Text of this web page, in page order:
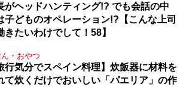
がヘッドハンティング!? でも会話の中
子どものオペレーション!?【こんな上司
きたいわけでして！58】
ん・おやつ
行気分でスペイン料理】炊飯器に材料を
て炊くだけでおいしい「パエリア」の作